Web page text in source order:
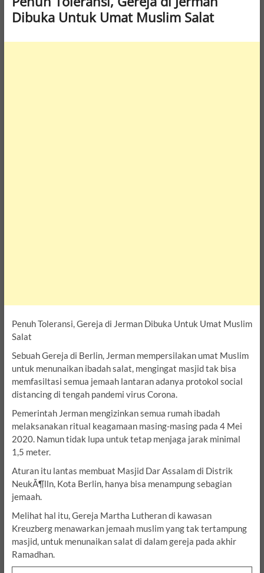
Dibuka Untuk Umat Muslim Salat
Penuh Toleransi, Gereja di Jerman Dibuka Untuk Umat Muslim
Salat
Sebuah Gereja di Berlin, Jerman mempersilakan umat Muslim
untuk menunaikan ibadah salat, mengingat masjid tak bisa
memfasiltasi semua jemaah lantaran adanya protokol social
distancing di tengah pandemi virus Corona.
Pemerintah Jerman mengizinkan semua rumah ibadah
melaksanakan ritual keagamaan masing-masing pada 4 Mei
2020. Namun tidak lupa untuk tetap menjaga jarak minimal
1,5 meter.
Aturan itu lantas membuat Masjid Dar Assalam di Distrik
NeukÃ¶lln, Kota Berlin, hanya bisa menampung sebagian
jemaah.
Melihat hal itu, Gereja Martha Lutheran di kawasan
Kreuzberg menawarkan jemaah muslim yang tak tertampung
masjid, untuk menunaikan salat di dalam gereja pada akhir
Ramadhan.